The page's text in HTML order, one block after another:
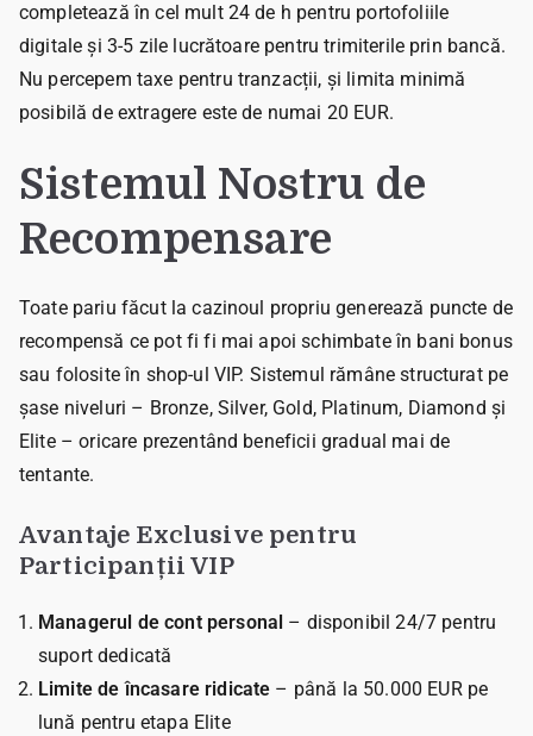
completează în cel mult 24 de h pentru portofoliile
digitale și 3-5 zile lucrătoare pentru trimiterile prin bancă.
Nu percepem taxe pentru tranzacții, și limita minimă
posibilă de extragere este de numai 20 EUR.
Sistemul Nostru de
Recompensare
Toate pariu făcut la cazinoul propriu generează puncte de
recompensă ce pot fi fi mai apoi schimbate în bani bonus
sau folosite în shop-ul VIP. Sistemul rămâne structurat pe
șase niveluri – Bronze, Silver, Gold, Platinum, Diamond și
Elite – oricare prezentând beneficii gradual mai de
tentante.
Avantaje Exclusive pentru
Participanții VIP
Managerul de cont personal – disponibil 24/7 pentru
suport dedicată
Limite de încasare ridicate – până la 50.000 EUR pe
lună pentru etapa Elite